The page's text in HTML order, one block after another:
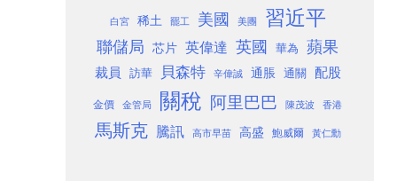
白宮 稀土 罷工 美國 美團 習近平
聯儲局 芯片 英偉達 英國 華為 蘋果
裁員 訪華 貝森特 辛偉誠 通脹 通關 配股
金價 金管局 關稅 阿里巴巴 陳茂波 香港
馬斯克 騰訊 高市早苗 高盛 鮑威爾 黃仁勳